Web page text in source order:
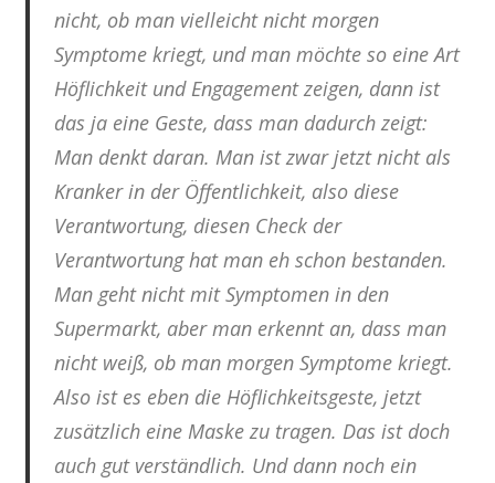
nicht, ob man vielleicht nicht morgen
Symptome kriegt, und man möchte so eine Art
Höflichkeit und Engagement zeigen, dann ist
das ja eine Geste, dass man dadurch zeigt:
Man denkt daran. Man ist zwar jetzt nicht als
Kranker in der Öffentlichkeit, also diese
Verantwortung, diesen Check der
Verantwortung hat man eh schon bestanden.
Man geht nicht mit Symptomen in den
Supermarkt, aber man erkennt an, dass man
nicht weiß, ob man morgen Symptome kriegt.
Also ist es eben die Höflichkeitsgeste, jetzt
zusätzlich eine Maske zu tragen. Das ist doch
auch gut verständlich. Und dann noch ein